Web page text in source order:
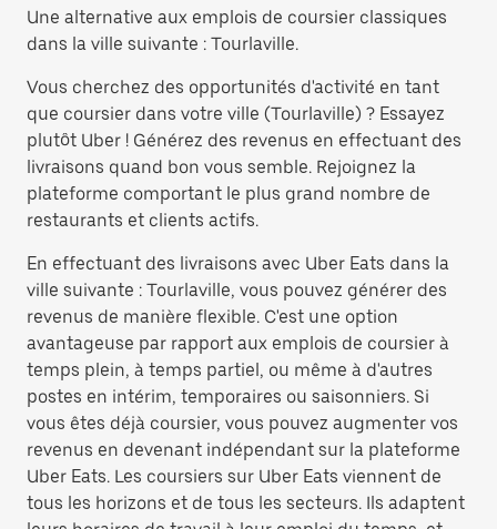
Une alternative aux emplois de coursier classiques
dans la ville suivante : Tourlaville.
Vous cherchez des opportunités d'activité en tant
que coursier dans votre ville (Tourlaville) ? Essayez
plutôt Uber ! Générez des revenus en effectuant des
livraisons quand bon vous semble. Rejoignez la
plateforme comportant le plus grand nombre de
restaurants et clients actifs.
En effectuant des livraisons avec Uber Eats dans la
ville suivante : Tourlaville, vous pouvez générer des
revenus de manière flexible. C'est une option
avantageuse par rapport aux emplois de coursier à
temps plein, à temps partiel, ou même à d'autres
postes en intérim, temporaires ou saisonniers. Si
vous êtes déjà coursier, vous pouvez augmenter vos
revenus en devenant indépendant sur la plateforme
Uber Eats. Les coursiers sur Uber Eats viennent de
tous les horizons et de tous les secteurs. Ils adaptent